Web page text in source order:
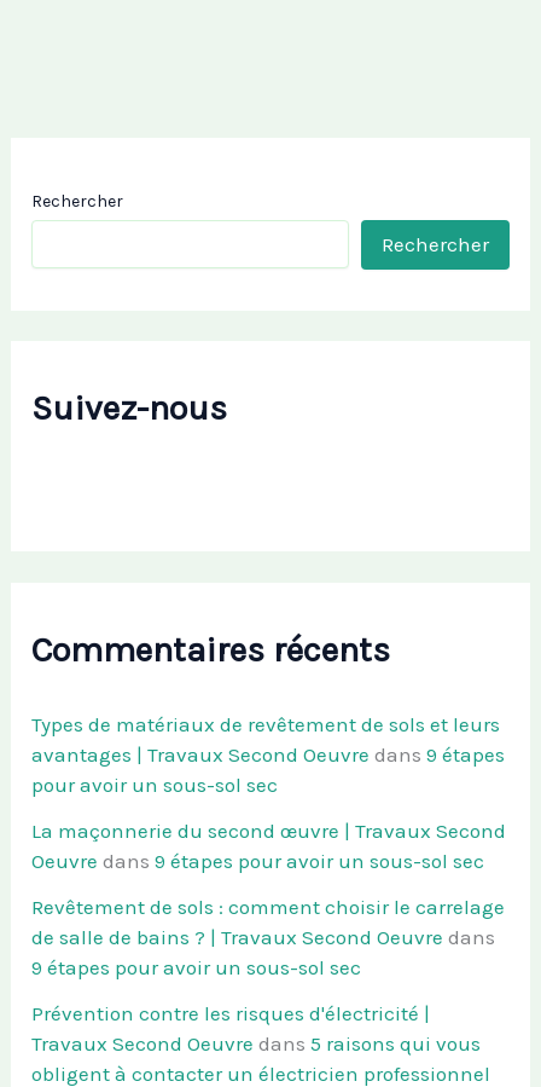
Rechercher
Rechercher
Suivez-nous
Commentaires récents
Types de matériaux de revêtement de sols et leurs
avantages | Travaux Second Oeuvre dans9 étapes
pour avoir un sous-sol sec
La maçonnerie du second œuvre | Travaux Second
Oeuvre dans9 étapes pour avoir un sous-sol sec
Revêtement de sols : comment choisir le carrelage
de salle de bains ? | Travaux Second Oeuvre dans
9 étapes pour avoir un sous-sol sec
Prévention contre les risques d'électricité |
Travaux Second Oeuvre dans5 raisons qui vous
obligent à contacter un électricien professionnel